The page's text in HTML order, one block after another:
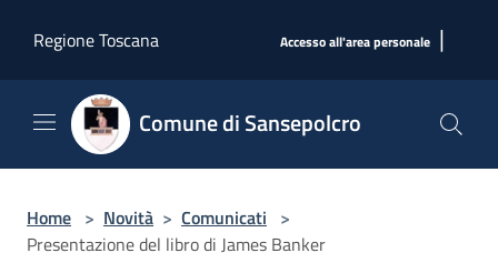
Regione Toscana
Accesso all'area personale |
Comune di Sansepolcro
Home > Novità > Comunicati >
Presentazione del libro di James Banker